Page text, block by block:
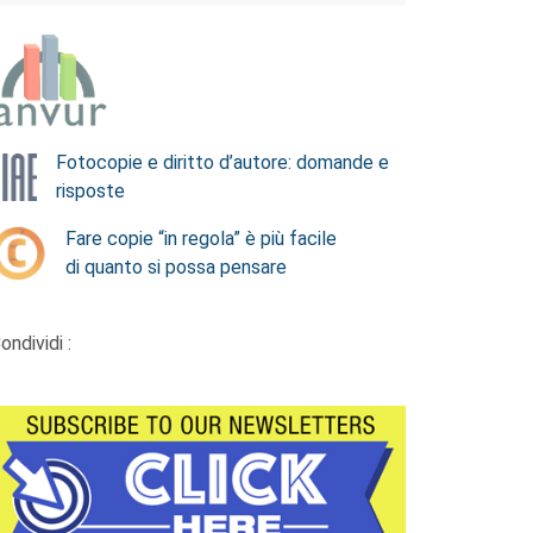
Fotocopie e diritto d’autore: domande e
risposte
Fare copie “in regola” è più facile
di quanto si possa pensare
: